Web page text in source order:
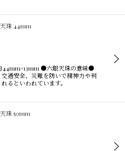
珠 44mm
●六眼天珠の意味●
通安全、災難を防いで精神力や判
るといわれています。
珠 50mm